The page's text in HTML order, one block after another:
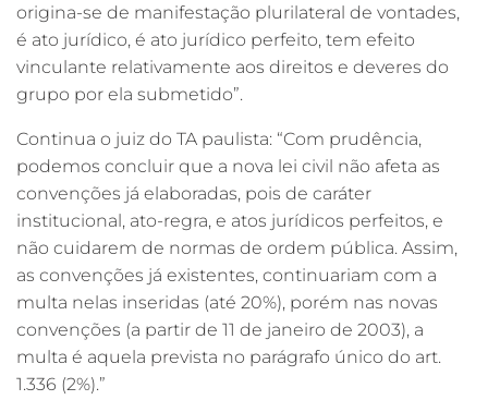
origina-se de manifestação plurilateral de vontades,
é ato jurídico, é ato jurídico perfeito, tem efeito
vinculante relativamente aos direitos e deveres do
grupo por ela submetido”.
Continua o juiz do TA paulista: “Com prudência,
podemos concluir que a nova lei civil não afeta as
convenções já elaboradas, pois de caráter
institucional, ato-regra, e atos jurídicos perfeitos, e
não cuidarem de normas de ordem pública. Assim,
as convenções já existentes, continuariam com a
multa nelas inseridas (até 20%), porém nas novas
convenções (a partir de 11 de janeiro de 2003), a
multa é aquela prevista no parágrafo único do art.
1.336 (2%).”